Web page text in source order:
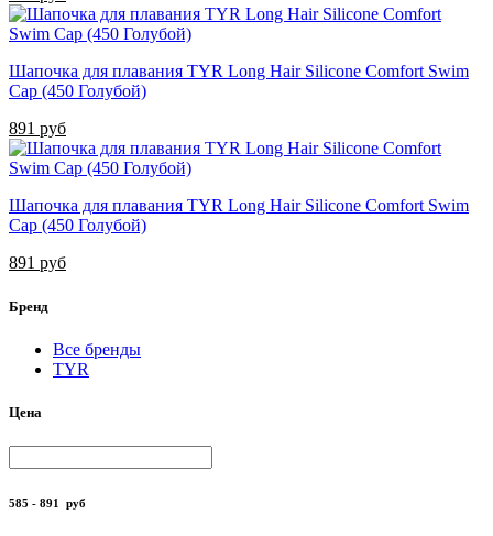
Шапочка для плавания TYR Long Hair Silicone Comfort Swim
Cap (450 Голубой)
891 руб
Шапочка для плавания TYR Long Hair Silicone Comfort Swim
Cap (450 Голубой)
891 руб
Бренд
Все бренды
TYR
Цена
585 - 891 руб